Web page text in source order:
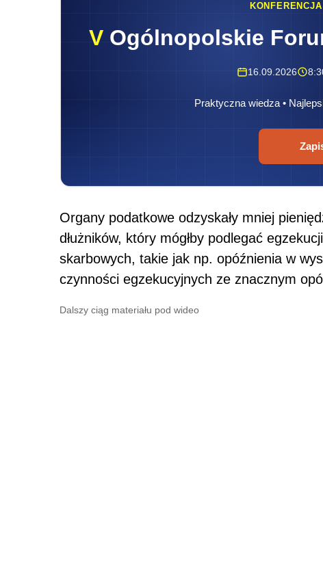
V Ogólnopolskie
16.09.2026
Praktyczna wiedza •
Organy podatkowe odzyskały mniej
dłużników, który mógłby podlegać
skarbowych, takie jak np. opóźnienia w
czynności egzekucyjnych ze znacznym
Dalszy ciąg materiału pod wideo